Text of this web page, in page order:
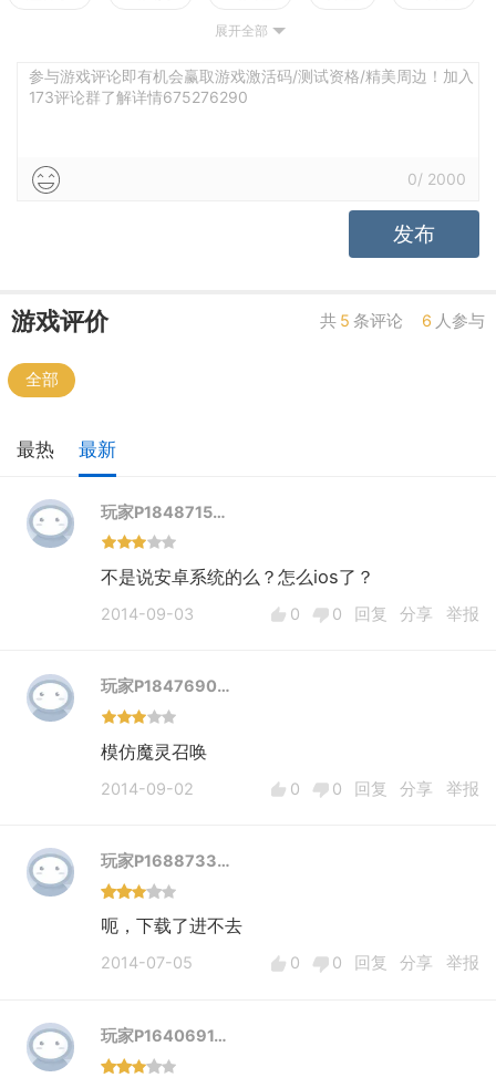
测试
展开全部
参与游戏评论即有机会赢取游戏激活码/测试资格/精美周边！加入
173评论群了解详情675276290
0/ 2000
发布
游戏评价 共 5 条评论 6 人参与
全部
最热 最新
玩家P1848715…
不是说安卓系统的么？怎么ios了？
2014-09-03 0 0 回复 分享 举报
玩家P1847690…
模仿魔灵召唤
2014-09-02 0 0 回复 分享 举报
玩家P1688733…
呃，下载了进不去
2014-07-05 0 0 回复 分享 举报
玩家P1640691…